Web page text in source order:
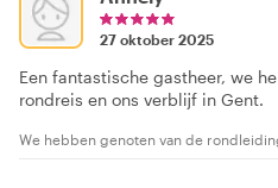
27 oktober 2025
Een fantastische gastheer, we
rondreis en ons verblijf in Gent.
We hebben genoten van de